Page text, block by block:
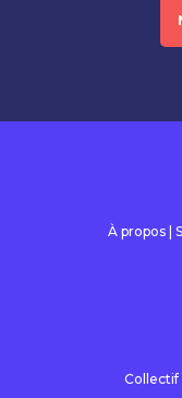
À propos |
Collectif